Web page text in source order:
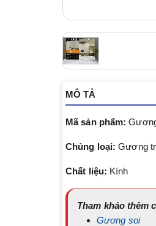
MÔ TẢ
Mã sản phẩm:
Chủng loại: Gương
Chất liệu: Kính
Tham khảo thêm
Gương soi